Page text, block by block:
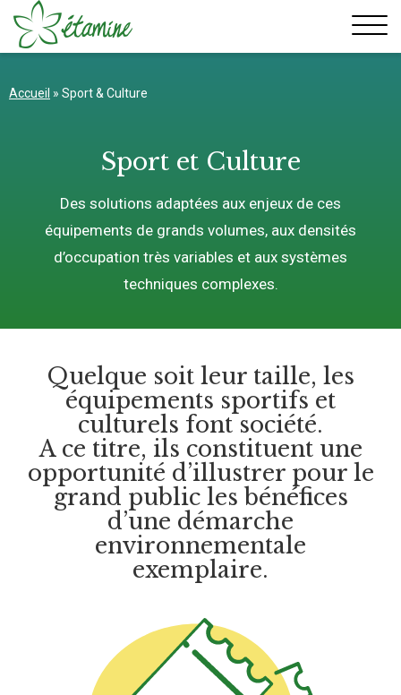
contenu
Accueil » Sport & Culture
Sport et Culture
Des solutions adaptées aux enjeux de ces
équipements de grands volumes, aux densités
d’occupation très variables et aux systèmes
techniques complexes.
Quelque soit leur taille, les
équipements sportifs et
culturels font société.
A ce titre, ils constituent une
opportunité d’illustrer pour le
grand public les bénéfices
d’une démarche
environnementale
exemplaire.